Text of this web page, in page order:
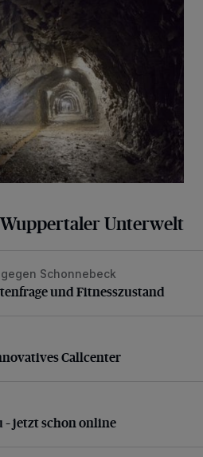
Unterwelt
und Fitnesszustand
Schonnebeck
und Fitnesszustand
Callcenter
Callcenter
jetzt schon online
– jetzt schon online